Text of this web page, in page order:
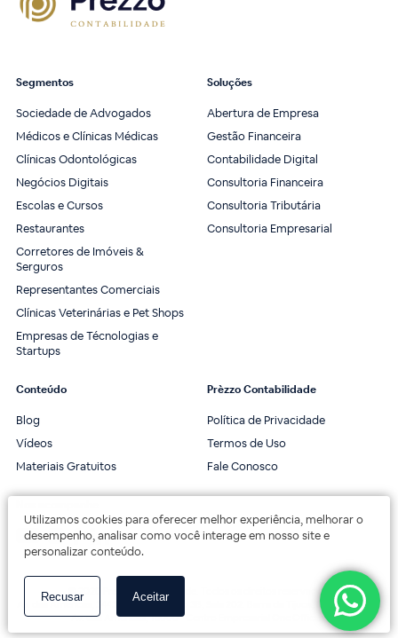
Utilizamos cookies para oferecer melhor experiência, melhorar o
desempenho, analisar como você interage em nosso site e
personalizar conteúdo.
Recusar Aceitar
Segmentos
Sociedade de Advogados
Médicos e Clínicas Médicas
Clínicas Odontológicas
Negócios Digitais
Escolas e Cursos
Restaurantes
Corretores de Imóveis &
Serguros
Representantes Comerciais
Clínicas Veterinárias e Pet Shops
Empresas de Técnologias e
Startups
Soluções
Abertura de Empresa
Gestão Financeira
Contabilidade Digital
Consultoria Financeira
Consultoria Tributária
Consultoria Empresarial
Conteúdo
Blog
Vídeos
Materiais Gratuitos
Prèzzo Contabilidade
Política de Privacidade
Termos de Uso
Fale Conosco
© 2020 Prèzzo Contabilidade. Todos os direitos reservados.
Av. das Américas, 3443, 2º andar, Bloco 3B, Sala 202. Barra da Tijuca, Rio de Janeiro.
Av. das Américas, 18000 - Centro Empresarial One Offices.